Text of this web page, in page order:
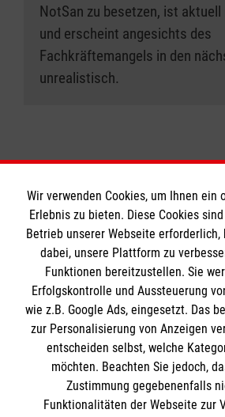
NotSan zu besetzen, ist
und erscheint angesichts des
Fachkräftemangels in den
unrealistisch.
Bildungszentrum
Unsere Kurse
Notfallsanitäter
Rettungssanitäter
Freiwilligendienst
Forschung & Internationale
Informationen
Kontakt
Impressum
Datenschutz
Malteser online
Wir verwenden Cookies, um Ihnen ein
Erlebnis zu bieten. Diese Cookies
Betrieb unserer Webseite
dabei, unsere Plattform zu
Funktionen bereitzustellen. Sie
Erfolgskontrolle und Aussteuerung
wie z.B. Google Ads, eingesetzt. Das
zur Personalisierung von Anzeigen
entscheiden selbst, welche
möchten. Beachten Sie jedoch,
Zustimmung gegebenenfalls
Funktionalitäten der Webseite zur